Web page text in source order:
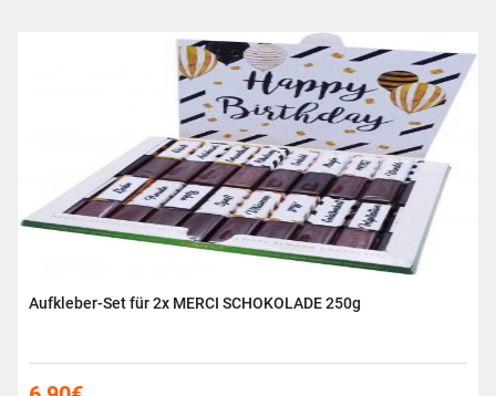
Aufkleber-Set für 2x MERCI SCHOKOLADE 250g